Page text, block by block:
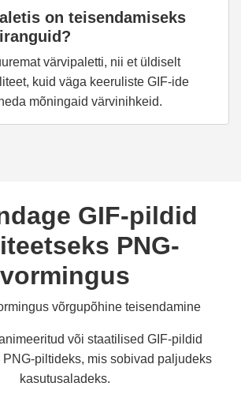
on teisendamiseks
värvipaletti, nii et üldiselt
kuid väga keeruliste GIF-ide
mõningaid värvinihkeid.
GIF-pildid
PNG-
vormingus
võrgupõhine teisendamine
või staatilised GIF-pildid
PNG-piltideks, mis sobivad paljudeks
kasutusaladeks.